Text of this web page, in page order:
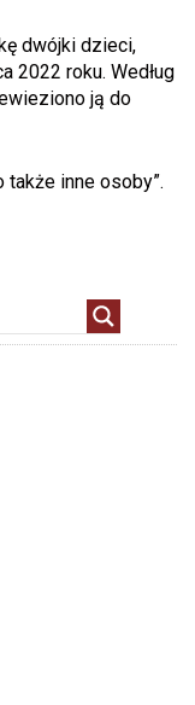
dwójki dzieci,
2022 roku. Według
ją do
inne osoby”.